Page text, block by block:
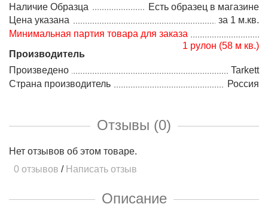
Наличие Образца
Есть образец в магазине
Цена указана
за 1 м.кв.
Минимальная партия товара для заказа
1 рулон (58 м кв.)
Производитель
Произведено
Tarkett
Страна производитель
Россия
Отзывы (0)
Нет отзывов об этом товаре.
0 отзывов / Написать отзыв
Описание